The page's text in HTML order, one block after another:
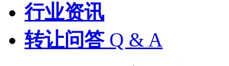
行业资讯
转让问答 Q & A